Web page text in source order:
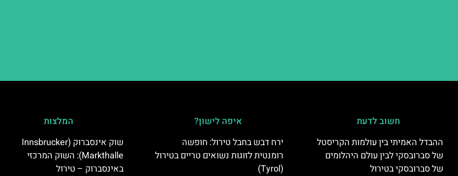
חשוב לדעת
ההבדל האמיתי בין עולמות הקריסטל
של סברובסקי לבין עולם היהלומים
של סברובסקי בטירול
איפה לישון?
ירח דבש בחבל טירול: חופשה
רומנטית לזוגות נשואים טריים בטירול
(Tyrol)
המלצות
שוק אינסברוק (Innsbrucker
Markthalle): השוק המרכזי
באינסברוק – טירול